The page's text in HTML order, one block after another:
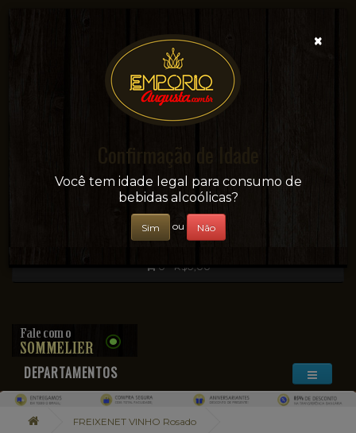
Sua conveniência e adega on-line!
0 - R$0,00
DEPARTAMENTOS
FREIXENET VINHO Rosado
×
Confirmação de Idade
Você tem idade legal para consumo de
bebidas alcoólicas?
Sim ou Não